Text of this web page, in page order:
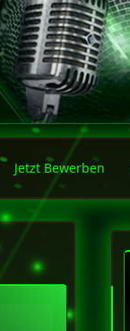
Jetzt Bewerben